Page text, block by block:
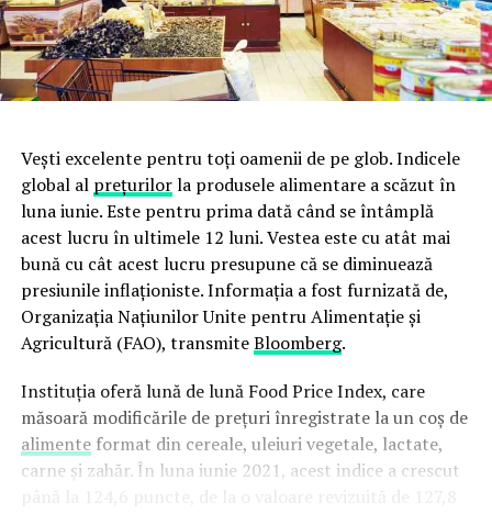
Vești excelente pentru toți oamenii de pe glob. Indicele
global al preţurilorla produsele alimentare a scăzut în
luna iunie. Este pentru prima dată când se întâmplă
acest lucru în ultimele 12 luni. Vestea este cu atât mai
bună cu cât acest lucru presupune că se diminuează
presiunile inflaţioniste. Informația a fost furnizată de,
Organizaţia Naţiunilor Unite pentru Alimentaţie şi
Agricultură (FAO), transmiteBloomberg.
Instituția oferă lună de lună Food Price Index, care
măsoară modificările de preţuri înregistrate la un coş de
alimenteformat din cereale, uleiuri vegetale, lactate,
carne şi zahăr. În luna iunie 2021, acest indice a crescut